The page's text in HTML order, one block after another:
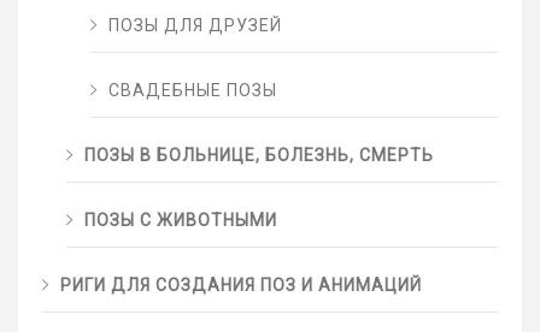
ПОЗЫ ДЛЯ ДРУЗЕЙ
СВАДЕБНЫЕ ПОЗЫ
ПОЗЫ В БОЛЬНИЦЕ, БОЛЕЗНЬ, СМЕРТЬ
ПОЗЫ С ЖИВОТНЫМИ
РИГИ ДЛЯ СОЗДАНИЯ ПОЗ И АНИМАЦИЙ